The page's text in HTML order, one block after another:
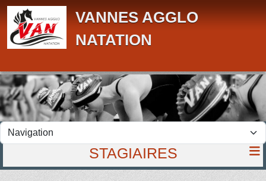
VANNES AGGLO
NATATION
STAGIAIRES
Panneau de gestion des cookies